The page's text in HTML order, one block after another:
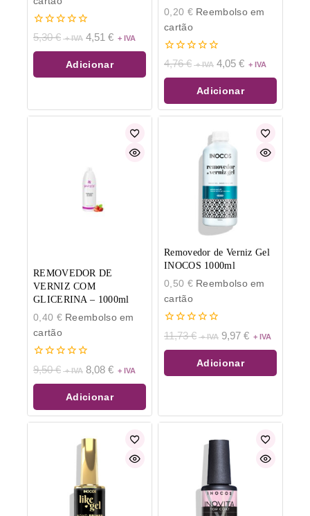
0
de
5
5,30€ 4,51 €
Adicionar
0,20 €Reembolso em
cartão
0
de
5
4,76€ 4,05 €
Adicionar
REMOVEDOR DE
VERNIZ COM
GLICERINA – 1000ml
0,40 €Reembolso em
cartão
0
de
5
9,50€ 8,08 €
Adicionar
Removedor de Verniz Gel
INOCOS 1000ml
0,50 €Reembolso em
cartão
0
de
5
11,73€ 9,97 €
Adicionar